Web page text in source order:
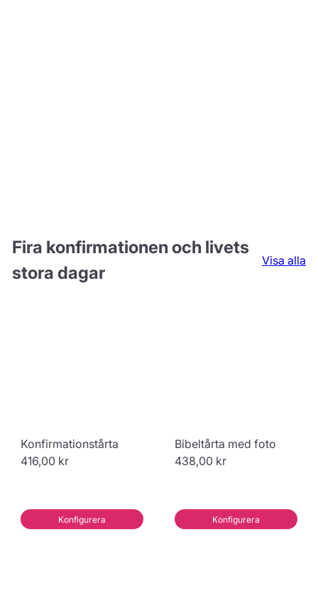
Fira konfirmationen och livets
stora dagar
Visa alla
Konfirmationstårta
416,00 kr
Konfigurera
Bibeltårta med foto
438,00 kr
Konfigurera